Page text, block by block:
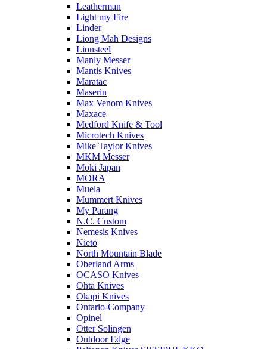
Leatherman
Light my Fire
Linder
Liong Mah Designs
Lionsteel
Manly Messer
Mantis Knives
Maratac
Maserin
Max Venom Knives
Maxace
Medford Knife & Tool
Microtech Knives
Mike Taylor Knives
MKM Messer
Moki Japan
MORA
Muela
Mummert Knives
My Parang
N.C. Custom
Nemesis Knives
Nieto
North Mountain Blade
Oberland Arms
OCASO Knives
Ohta Knives
Okapi Knives
Ontario-Company
Opinel
Otter Solingen
Outdoor Edge